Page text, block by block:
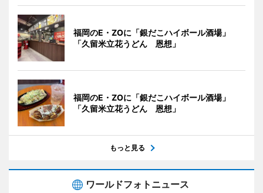
福岡のE・ZOに「銀だこハイボール酒場」
「久留米立花うどん 恩想」
福岡のE・ZOに「銀だこハイボール酒場」
「久留米立花うどん 恩想」
もっと見る
ワールドフォトニュース